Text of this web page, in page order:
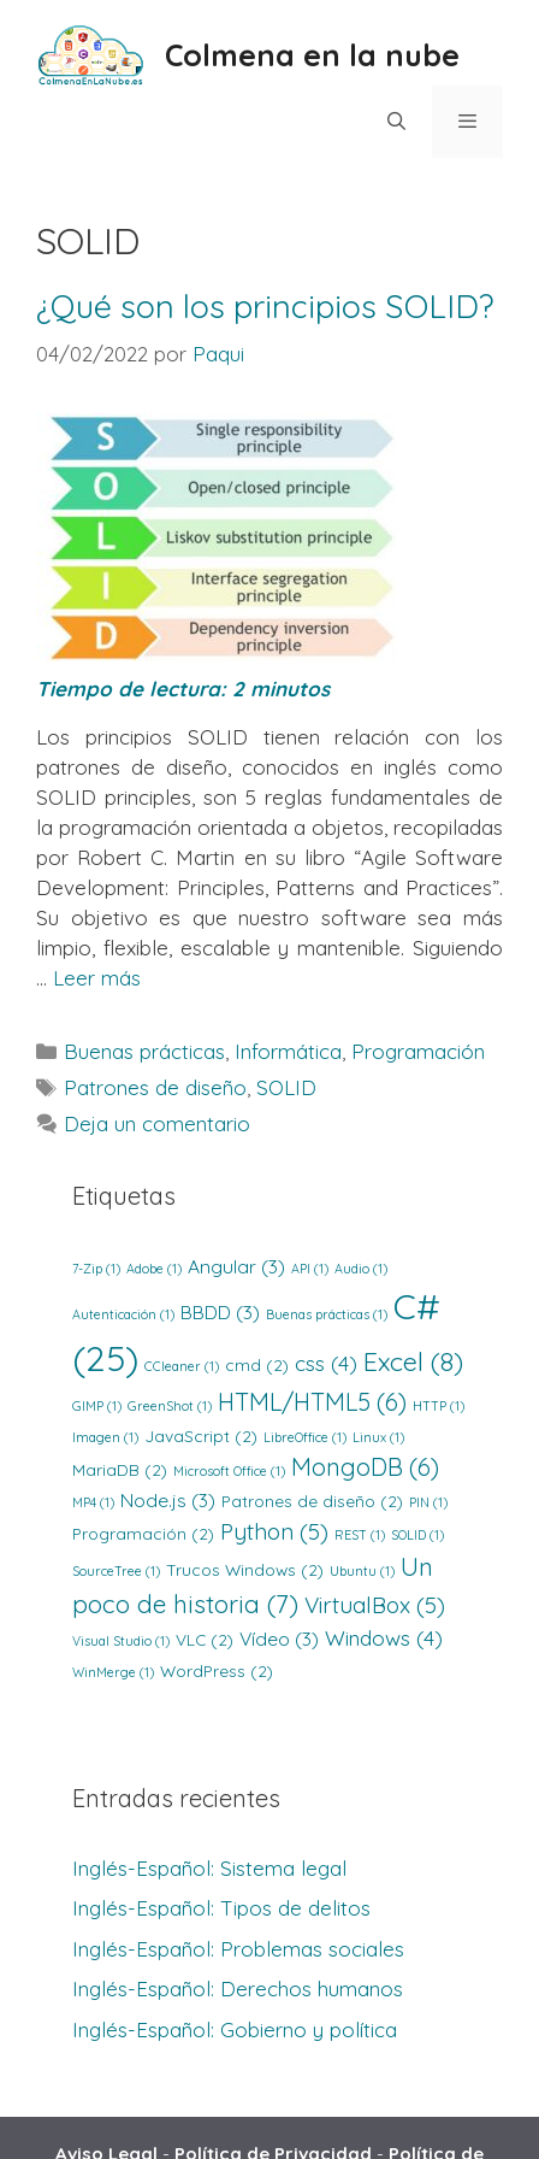
contenido
Colmena en la nube
SOLID
¿Qué son los principios SOLID?
04/02/2022 por Paqui
Tiempo de lectura: 2 minutos
Los principios SOLID tienen relación con los
patrones de diseño, conocidos en inglés como
SOLID principles, son 5 reglas fundamentales de
la programación orientada a objetos, recopiladas
por Robert C. Martin en su libro “Agile Software
Development: Principles, Patterns and Practices”.
Su objetivo es que nuestro software sea más
limpio, flexible, escalable y mantenible. Siguiendo
... Leer más
Categorías
Buenas prácticas Informática Programación
Etiquetas
Patrones de diseño SOLID
Deja un comentario
Etiquetas
7-Zip (1) Adobe (1) Angular (3) API (1) Audio (1)
Autenticación (1) BBDD (3) Buenas prácticas (1) C#
(25) CCleaner (1) cmd (2) css (4) Excel (8)
GIMP (1) GreenShot (1) HTML/HTML5 (6) HTTP (1)
Imagen (1) JavaScript (2) LibreOffice (1) Linux (1)
MariaDB (2) Microsoft Office (1) MongoDB (6)
MP4 (1) Node.js (3) Patrones de diseño (2) PIN (1)
Programación (2) Python (5) REST (1) SOLID (1)
SourceTree (1) Trucos Windows (2) Ubuntu (1) Un
poco de historia (7) VirtualBox (5)
Visual Studio (1) VLC (2) Vídeo (3) Windows (4)
WinMerge (1) WordPress (2)
Entradas recientes
Inglés-Español: Sistema legal
Inglés-Español: Tipos de delitos
Inglés-Español: Problemas sociales
Inglés-Español: Derechos humanos
Inglés-Español: Gobierno y política
Aviso Legal - Política de Privacidad - Política de